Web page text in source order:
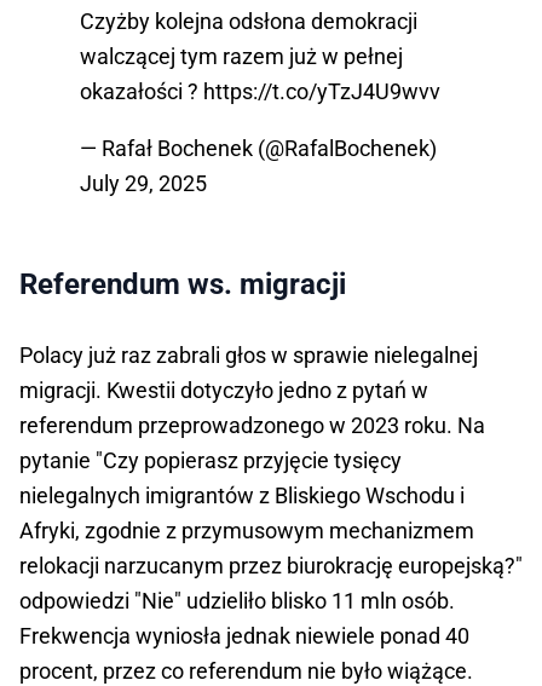
Czyżby kolejna odsłona demokracji
walczącej tym razem już w pełnej
okazałości ? https://t.co/yTzJ4U9wvv
— Rafał Bochenek (@RafalBochenek)
July 29, 2025
Referendum ws. migracji
Polacy już raz zabrali głos w sprawie nielegalnej
migracji. Kwestii dotyczyło jedno z pytań w
referendum przeprowadzonego w 2023 roku. Na
pytanie "Czy popierasz przyjęcie tysięcy
nielegalnych imigrantów z Bliskiego Wschodu i
Afryki, zgodnie z przymusowym mechanizmem
relokacji narzucanym przez biurokrację europejską?"
odpowiedzi "Nie" udzieliło blisko 11 mln osób.
Frekwencja wyniosła jednak niewiele ponad 40
procent, przez co referendum nie było wiążące.